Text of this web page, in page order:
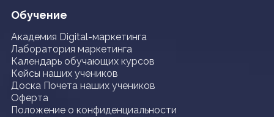
Обучение
Академия Digital-маркетинга
Лаборатория маркетинга
Календарь обучающих курсов
Кейсы наших учеников
Доска Почета наших учеников
Оферта
Положение о конфиденциальности